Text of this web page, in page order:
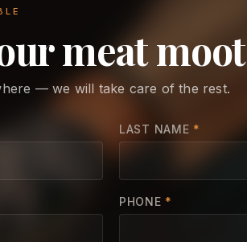
meat moot
— we will take care of the rest.
LAST NAME *
PHONE *